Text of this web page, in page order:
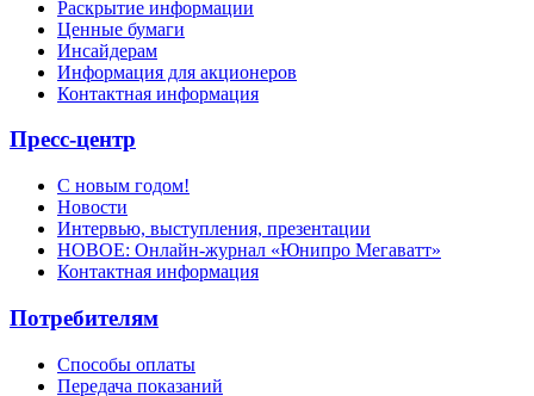
Раскрытие информации
Ценные бумаги
Инсайдерам
Информация для акционеров
Контактная информация
Пресс-центр
С новым годом!
Новости
Интервью, выступления, презентации
НОВОЕ: Онлайн-журнал «Юнипро Мегаватт»
Контактная информация
Потребителям
Способы оплаты
Передача показаний